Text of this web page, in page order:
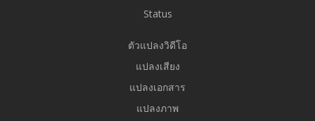
Status
ตัวแปลงวิดีโอ
แปลงเสียง
แปลงเอกสาร
แปลงภาพ